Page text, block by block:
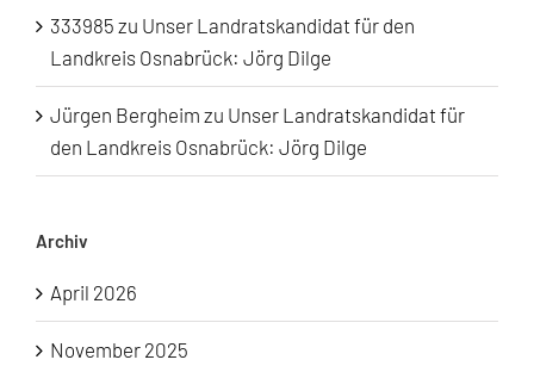
333985 zu Unser Landratskandidat für den
Landkreis Osnabrück: Jörg Dilge
Jürgen Bergheim zu Unser Landratskandidat für
den Landkreis Osnabrück: Jörg Dilge
Archiv
April 2026
November 2025